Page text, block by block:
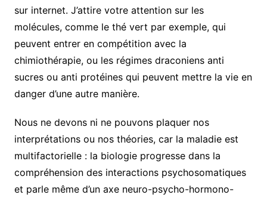
sur internet. J’attire votre attention sur les
molécules, comme le thé vert par exemple, qui
peuvent entrer en compétition avec la
chimiothérapie, ou les régimes draconiens anti
sucres ou anti protéines qui peuvent mettre la vie en
danger d’une autre manière.
Nous ne devons ni ne pouvons plaquer nos
interprétations ou nos théories, car la maladie est
multifactorielle : la biologie progresse dans la
compréhension des interactions psychosomatiques
et parle même d’un axe neuro-psycho-hormono-